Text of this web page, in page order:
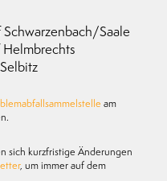
Saale
am
sich kurzfristige Änderungen
, um immer auf dem